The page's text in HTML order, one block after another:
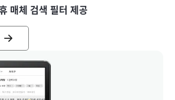
매체 검색 필터 제공